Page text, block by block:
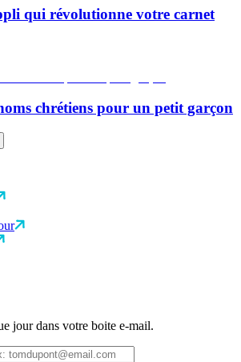
qui révolutionne votre carnet
chrétiens pour un petit garçon
jour dans votre boite e-mail.